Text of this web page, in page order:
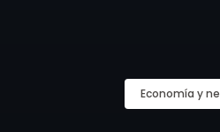
Economía y